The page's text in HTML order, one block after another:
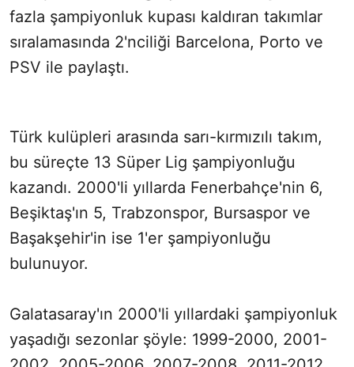
fazla şampiyonluk kupası kaldıran takımlar
sıralamasında 2'nciliği Barcelona, Porto ve
PSV ile paylaştı.
Türk kulüpleri arasında sarı-kırmızılı takım,
bu süreçte 13 Süper Lig şampiyonluğu
kazandı. 2000'li yıllarda Fenerbahçe'nin 6,
Beşiktaş'ın 5, Trabzonspor, Bursaspor ve
Başakşehir'in ise 1'er şampiyonluğu
bulunuyor.
Galatasaray'ın 2000'li yıllardaki şampiyonluk
yaşadığı sezonlar şöyle: 1999-2000, 2001-